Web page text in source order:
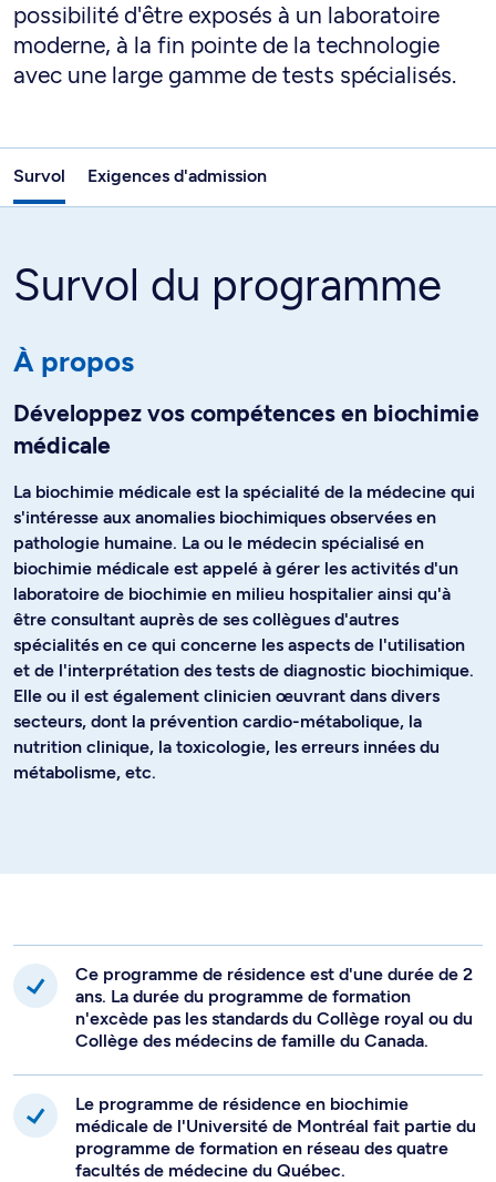
possibilité d'être exposés à un laboratoire
moderne, à la fin pointe de la technologie
avec une large gamme de tests spécialisés.
Survol Exigences d'admission
Survol du programme
À propos
Développez vos compétences en biochimie
médicale
La biochimie médicale est la spécialité de la médecine qui
s'intéresse aux anomalies biochimiques observées en
pathologie humaine. La ou le médecin spécialisé en
biochimie médicale est appelé à gérer les activités d'un
laboratoire de biochimie en milieu hospitalier ainsi qu'à
être consultant auprès de ses collègues d'autres
spécialités en ce qui concerne les aspects de l'utilisation
et de l'interprétation des tests de diagnostic biochimique.
Elle ou il est également clinicien œuvrant dans divers
secteurs, dont la prévention cardio-métabolique, la
nutrition clinique, la toxicologie, les erreurs innées du
métabolisme, etc.
Ce programme de résidence est d'une durée de 2
ans. La durée du programme de formation
n'excède pas les standards du Collège royal ou du
Collège des médecins de famille du Canada.
Le programme de résidence en biochimie
médicale de l'Université de Montréal fait partie du
programme de formation en réseau des quatre
facultés de médecine du Québec.